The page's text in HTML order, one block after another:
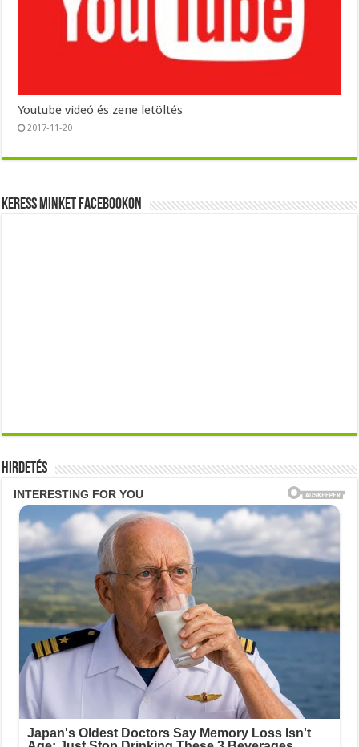
Youtube videó és zene letöltés
2017-11-20
Keress minket Facebookon
Hirdetés